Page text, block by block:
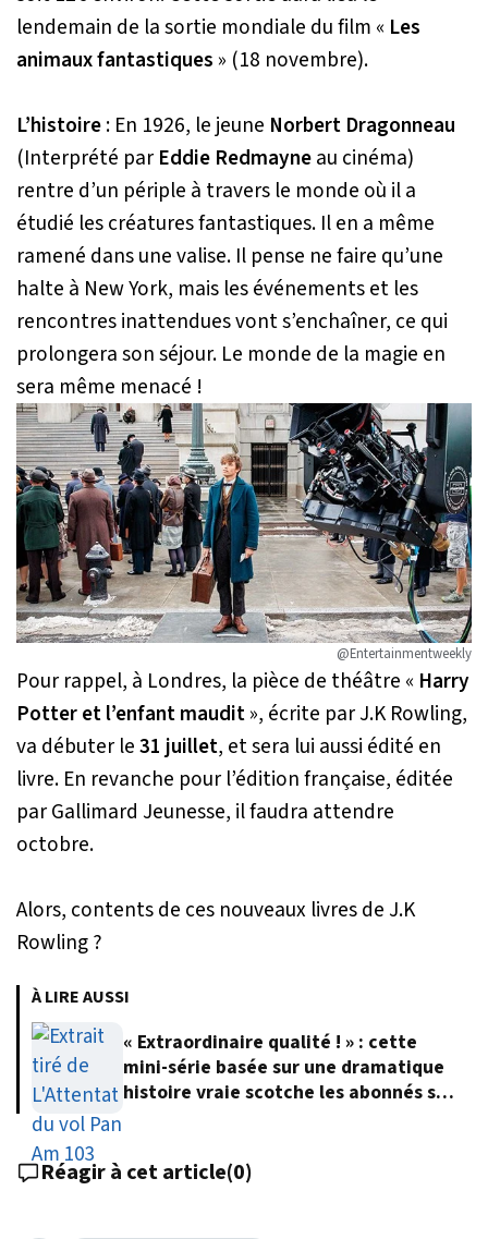
lendemain de la sortie mondiale du film « Les
animaux fantastiques » (18 novembre).
L’histoire: En 1926, le jeune Norbert Dragonneau
(Interprété par Eddie Redmayneau cinéma)
rentre d’un périple à travers le monde où il a
étudié les créatures fantastiques. Il en a même
ramené dans une valise. Il pense ne faire qu’une
halte à New York, mais les événements et les
rencontres inattendues vont s’enchaîner, ce qui
prolongera son séjour. Le monde de la magie en
sera même menacé !
@Entertainmentweekly
Pour rappel, à Londres, la pièce de théâtre « Harry
Potter et l’enfant maudit», écrite par J.K Rowling,
va débuter le31 juillet, et sera lui aussi édité en
livre. En revanche pour l’édition française, éditée
par Gallimard Jeunesse, il faudra attendre
octobre.
Alors, contents de ces nouveaux livres de J.K
Rowling ?
À LIRE AUSSI
« Extraordinaire qualité ! » : cette
mini-série basée sur une dramatique
histoire vraie scotche les abonnés sur
Réagir à cet article(0)